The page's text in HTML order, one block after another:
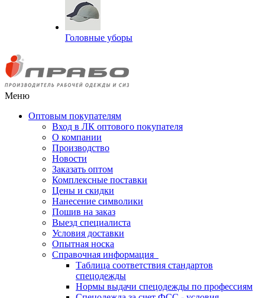
Головные уборы
Меню
Оптовым покупателям
Вход в ЛК оптового покупателя
О компании
Производство
Новости
Заказать оптом
Комплексные поставки
Цены и скидки
Нанесение символики
Пошив на заказ
Выезд специалиста
Условия доставки
Опытная носка
Справочная информация
Таблица соответствия стандартов
спецодежды
Нормы выдачи спецодежды по профессиям